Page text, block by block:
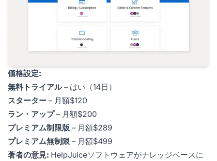
価格設定:
無料トライアル– はい（14日）
スターター – 月額$120
ラン・アップ– 月額$200
プレミアム制限版 – 月額$289
プレミアム無制限 – 月額$499
著者の意見: HelpJuiceソフトウェアがナレッジベースに